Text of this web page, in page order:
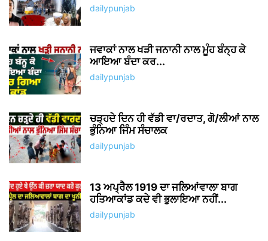
dailypunjab
ਜਵਾਕਾਂ ਨਾਲ ਖੜੀ ਜਨਾਨੀ ਨਾਲ ਮੂੰਹ ਬੰਨ੍ਹ ਕੇ
ਆਇਆ ਬੰਦਾ ਕਰ...
dailypunjab
ਚੜ੍ਹਦੇ ਦਿਨ ਹੀ ਵੱਡੀ ਵਾ/ਰਦਾਤ, ਗੋ/ਲੀਆਂ ਨਾਲ
ਭੁੰਨਿਆ ਜਿੰਮ ਸੰਚਾਲਕ
dailypunjab
13 ਅਪ੍ਰੈਲ 1919 ਦਾ ਜਲਿਆਂਵਾਲਾ ਬਾਗ
ਹਤਿਆਕਾਂਡ ਕਦੇ ਵੀ ਭੁਲਾਇਆ ਨਹੀਂ...
dailypunjab